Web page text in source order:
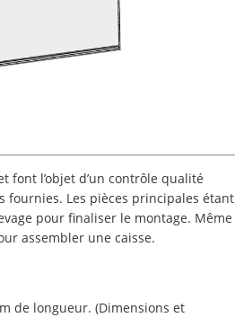
font l’objet d’un contrôle qualité
fournies. Les pièces principales étant
pour finaliser le montage. Même
assembler une caisse.
de longueur. (Dimensions et